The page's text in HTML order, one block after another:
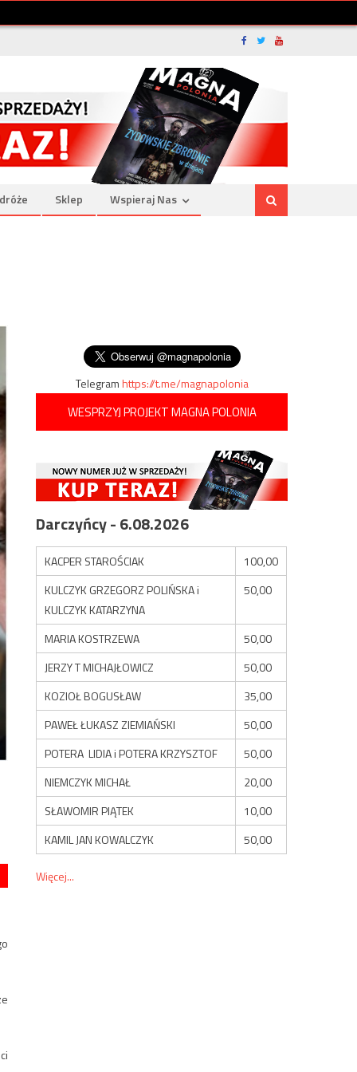
Sklep Wspieraj Nas
Telegramhttps://t.me/magnapolonia
WESPRZYJ PROJEKT MAGNA POLONIA
Darczyńcy - 6.08.2026
KACPER STAROŚCIAK
100,00
KULCZYK GRZEGORZ POLIŃSKA i
KULCZYK KATARZYNA
50,00
MARIA KOSTRZEWA
50,00
JERZY T MICHAJŁOWICZ
50,00
KOZIOŁ BOGUSŁAW
35,00
PAWEŁ ŁUKASZ ZIEMIAŃSKI
50,00
POTERA LIDIA i POTERA KRZYSZTOF
50,00
NIEMCZYK MICHAŁ
20,00
SŁAWOMIR PIĄTEK
10,00
KAMIL JAN KOWALCZYK
50,00
Więcej...